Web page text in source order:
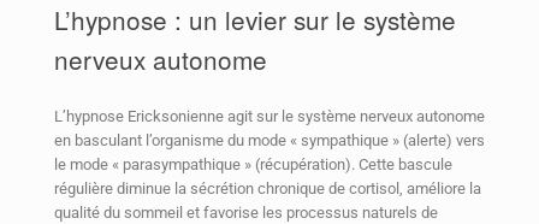
L’hypnose : un levier sur le système
nerveux autonome
L’hypnose Ericksonienne agit sur le système nerveux autonome
en basculant l’organisme du mode « sympathique » (alerte) vers
le mode « parasympathique » (récupération). Cette bascule
régulière diminue la sécrétion chronique de cortisol, améliore la
qualité du sommeil et favorise les processus naturels de